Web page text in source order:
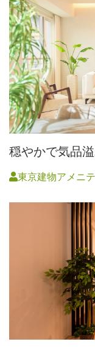
穏やかで気品
東京建物アメニ